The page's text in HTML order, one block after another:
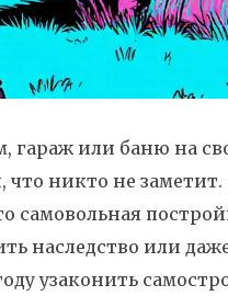
гараж или баню на
что никто не
самовольная
наследство или
узаконить